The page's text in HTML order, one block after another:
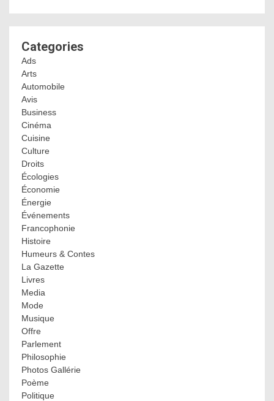
Categories
Ads
Arts
Automobile
Avis
Business
Cinéma
Cuisine
Culture
Droits
Écologies
Économie
Énergie
Événements
Francophonie
Histoire
Humeurs & Contes
La Gazette
Livres
Media
Mode
Musique
Offre
Parlement
Philosophie
Photos Gallérie
Poème
Politique